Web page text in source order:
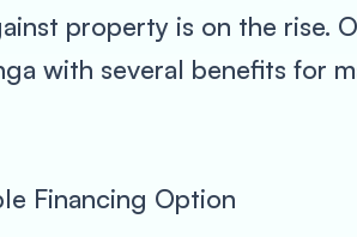
property is on the rise.
with several benefits for
Financing Option